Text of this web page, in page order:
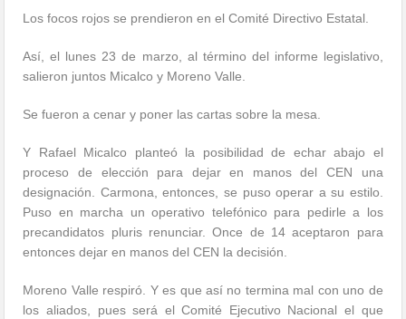
Los focos rojos se prendieron en el Comité Directivo Estatal.
Así, el lunes 23 de marzo, al término del informe legislativo,
salieron juntos Micalco y Moreno Valle.
Se fueron a cenar y poner las cartas sobre la mesa.
Y Rafael Micalco planteó la posibilidad de echar abajo el
proceso de elección para dejar en manos del CEN una
designación. Carmona, entonces, se puso operar a su estilo.
Puso en marcha un operativo telefónico para pedirle a los
precandidatos pluris renunciar. Once de 14 aceptaron para
entonces dejar en manos del CEN la decisión.
Moreno Valle respiró. Y es que así no termina mal con uno de
los aliados, pues será el Comité Ejecutivo Nacional el que